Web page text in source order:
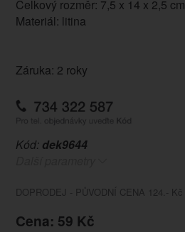
Celkový rozměr: 7,5 x 14 x 2,5 cm
Materiál: litina
Záruka: 2 roky
Kód: dek9644
DOPRODEJ - PŮVODNÍ CENA 124.- Kč
Cena: 59 Kč